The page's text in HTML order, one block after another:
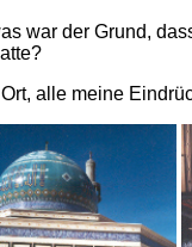
war der Grund,
alle meine